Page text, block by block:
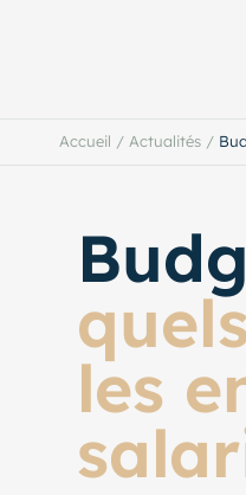
Accueil / Actualités /
les